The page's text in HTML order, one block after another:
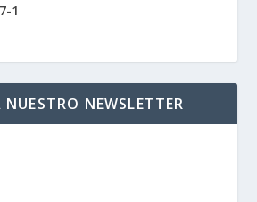
1
NUESTRO NEWSLETTER